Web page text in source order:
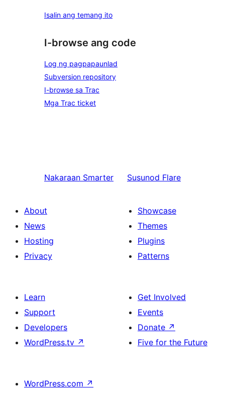
Isalin ang temang ito
I-browse ang code
Log ng pagpapaunlad
Subversion repository
I-browse sa Trac
Mga Trac ticket
Nakaraan Smarter Susunod Flare
About
News
Hosting
Privacy
Showcase
Themes
Plugins
Patterns
Learn
Support
Developers
WordPress.tv ↗
Get Involved
Events
Donate ↗
Five for the Future
WordPress.com ↗